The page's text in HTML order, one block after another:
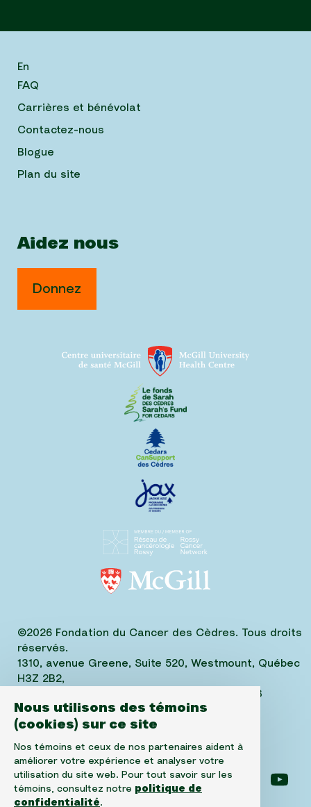
Nous utilisons des témoins
(cookies) sur ce site
Nos témoins et ceux de nos partenaires aident à
améliorer votre expérience et analyser votre
utilisation du site web. Pour tout savoir sur les
témoins, consultez notre politique de
confidentialité.
En
FAQ
Carrières et bénévolat
Contactez-nous
Blogue
Plan du site
Aidez nous
Donnez
©2026 Fondation du Cancer des Cèdres. Tous droits
réservés.
1310, avenue Greene, Suite 520, Westmount, Québec
H3Z 2B2,
Téléphone: (514) 656-6662, Fax: (514) 303-1288
No. ARC 10520-2501-RR-0001
Suivez-nous sur facebook
Suivez-nous sur instagram
Suivez-nous sur